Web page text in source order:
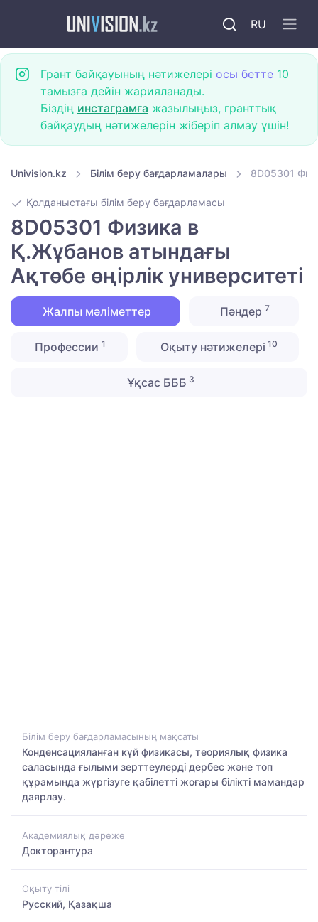
RU
Грант байқауының нәтижелері осы бетте 10
тамызға дейін жарияланады.
Біздің инстаграмға жазылыңыз, гранттық
байқаудың нәтижелерін жіберіп алмау үшін!
Univision.kz Білім беру бағдарламалары 8D05301
Қолданыстағы білім беру бағдарламасы
8D05301 Физика в
Қ.Жұбанов атындағы
Ақтөбе өңірлік университеті
Жалпы мәліметтер Пәндер 7
Профессии1 Оқыту нәтижелері 10
Ұқсас БББ 3
Білім беру бағдарламасының мақсаты
Конденсацияланған күй физикасы, теориялық физика
саласында ғылыми зерттеулерді дербес және топ
құрамында жүргізуге қабілетті жоғары білікті мамандар
даярлау.
Академиялық дәреже
Докторантура
Оқыту тілі
Русский, Қазақша